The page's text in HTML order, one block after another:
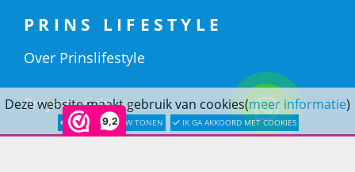
9,2
Deze website maakt gebruik van cookies(meer informatie)
LATER OPNIEUW TONEN IK GA AKKOORD MET COOKIES
PRINS LIFESTYLE
Over Prinslifestyle
Projectinrichting